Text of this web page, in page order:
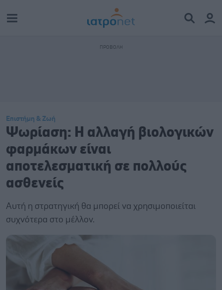
Επιστήμη & Ζωή
Ψωρίαση: Η αλλαγή βιολογικών
φαρμάκων είναι
αποτελεσματική σε πολλούς
ασθενείς
Aυτή η στρατηγική θα μπορεί να χρησιμοποιείται
συχνότερα στο μέλλον.